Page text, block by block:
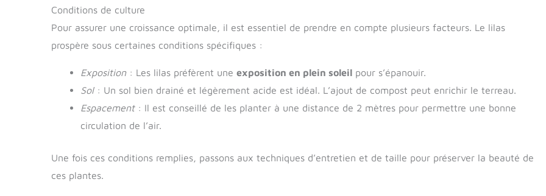
Conditions de culture
Pour assurer une croissance optimale, il est essentiel de prendre en compte plusieurs facteurs. Le lilas
prospère sous certaines conditions spécifiques :
Exposition: Les lilas préfèrent une exposition en plein soleil pour s’épanouir.
Sol: Un sol bien drainé et légèrement acide est idéal. L’ajout de compost peut enrichir le terreau.
Espacement: Il est conseillé de les planter à une distance de 2 mètres pour permettre une bonne
circulation de l’air.
Une fois ces conditions remplies, passons aux techniques d’entretien et de taille pour préserver la beauté de
ces plantes.